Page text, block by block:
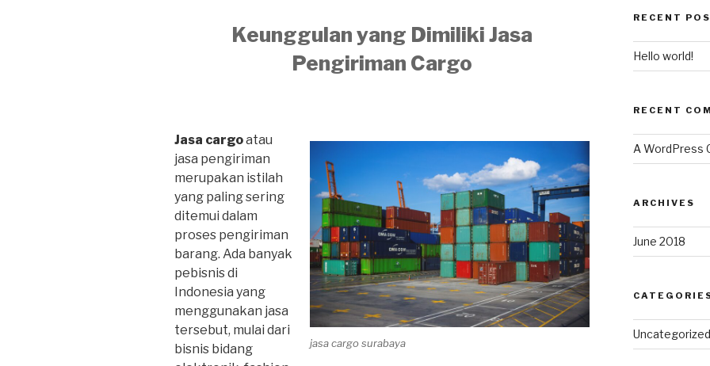
Keunggulan yang Dimiliki Jasa
Pengiriman Cargo
jasa cargo surabaya
Jasa cargoatau
jasa pengiriman
merupakan istilah
yang paling sering
ditemui dalam
proses pengiriman
barang. Ada banyak
pebisnis di
Indonesia yang
menggunakan jasa
tersebut, mulai dari
bisnis bidang
RECENT
Hello world!
RECENT
A WordPress
ARCHIVES
June 2018
Uncategorized